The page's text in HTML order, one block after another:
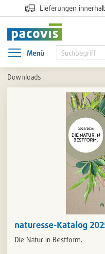
Lieferungen
Menü
Menü öffnen
Downloads
naturesse-Katalog
Die Natur in Bestform.